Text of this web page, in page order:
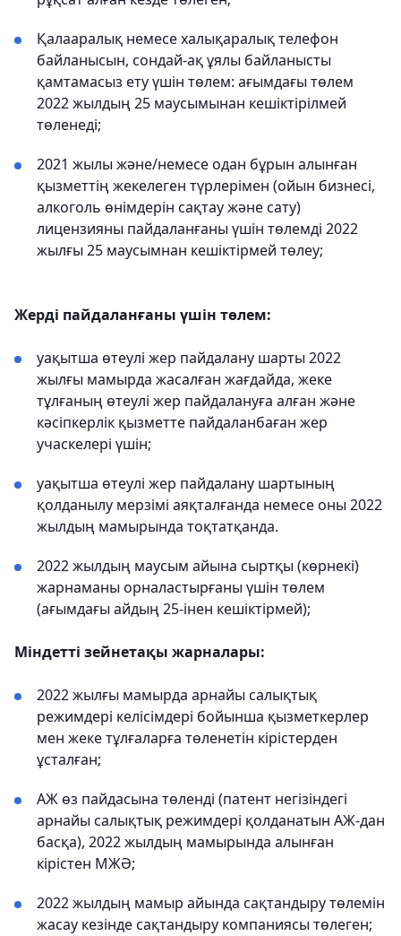
Қалааралық немесе халықаралық телефон
байланысын, сондай-ақ ұялы байланысты
қамтамасыз ету үшін төлем: ағымдағы төлем
2022 жылдың 25 маусымынан кешіктірілмей
төленеді;
2021 жылы және/немесе одан бұрын алынған
қызметтің жекелеген түрлерімен (ойын бизнесі,
алкоголь өнімдерін сақтау және сату)
лицензияны пайдаланғаны үшін төлемді 2022
жылғы 25 маусымнан кешіктірмей төлеу;
Жерді пайдаланғаны үшін төлем:
уақытша өтеулі жер пайдалану шарты 2022
жылғы мамырда жасалған жағдайда, жеке
тұлғаның өтеулі жер пайдалануға алған және
кәсіпкерлік қызметте пайдаланбаған жер
учаскелері үшін;
уақытша өтеулі жер пайдалану шартының
қолданылу мерзімі аяқталғанда немесе оны 2022
жылдың мамырында тоқтатқанда.
2022 жылдың маусым айына сыртқы (көрнекі)
жарнаманы орналастырғаны үшін төлем
(ағымдағы айдың 25-інен кешіктірмей);
Міндетті зейнетақы жарналары:
2022 жылғы мамырда арнайы салықтық
режимдері келісімдері бойынша қызметкерлер
мен жеке тұлғаларға төленетін кірістерден
ұсталған;
АЖ өз пайдасына төленді (патент негізіндегі
арнайы салықтық режимдері қолданатын АЖ-дан
басқа), 2022 жылдың мамырында алынған
кірістен МЖӘ;
2022 жылдың мамыр айында сақтандыру төлемін
жасау кезінде сақтандыру компаниясы төлеген;